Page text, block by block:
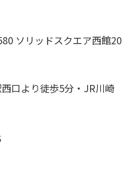
ソリッドスクエア西館20
口より徒歩5分・JR川崎